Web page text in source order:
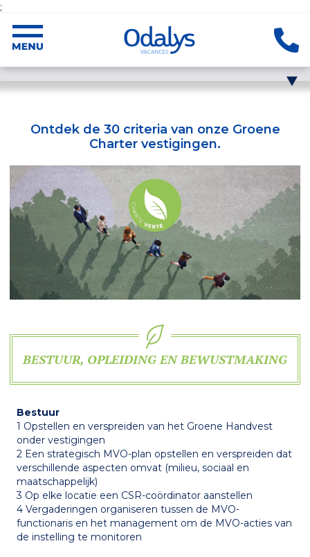
;
Ontdek de 30 criteria van onze Groene
Charter vestigingen.
BESTUUR, OPLEIDING EN BEWUSTMAKING
Bestuur
1 Opstellen en verspreiden van het Groene Handvest
onder vestigingen
2 Een strategisch MVO-plan opstellen en verspreiden dat
verschillende aspecten omvat (milieu, sociaal en
maatschappelijk)
3 Op elke locatie een CSR-coördinator aanstellen
4 Vergaderingen organiseren tussen de MVO-
functionaris en het management om de MVO-acties van
de instelling te monitoren